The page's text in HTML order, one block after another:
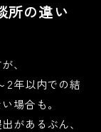
所の違い
、
2年以内での結
場合も。
があるぶん、